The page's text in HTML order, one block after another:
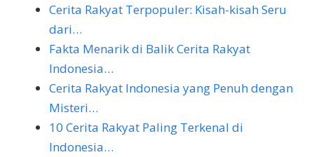
Cerita Rakyat Terpopuler: Kisah-kisah Seru
dari…
Fakta Menarik di Balik Cerita Rakyat
Indonesia…
Cerita Rakyat Indonesia yang Penuh dengan
Misteri…
10 Cerita Rakyat Paling Terkenal di
Indonesia…